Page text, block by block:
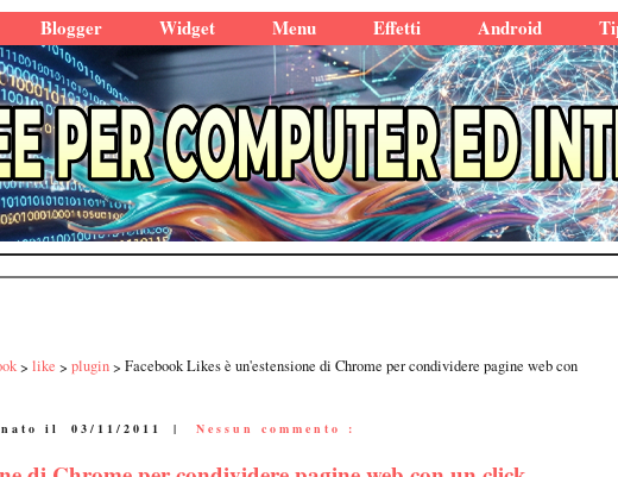
Blogger Widget Menu Effetti Android
like plugin
Facebook Likes è un'estensione di Chrome per condividere pagine web con
il 03/11/2011 | Nessun commento :